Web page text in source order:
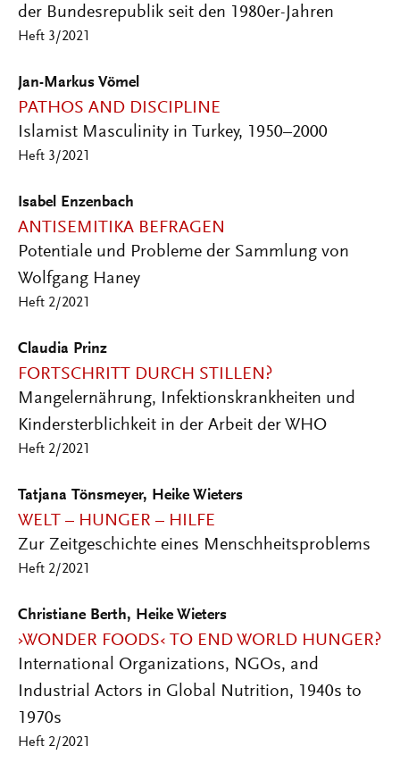
der Bundesrepublik seit den 1980er-Jahren
Heft 3/2021
Jan-Markus Vömel
PATHOS AND DISCIPLINE
Islamist Masculinity in Turkey, 1950–2000
Heft 3/2021
Isabel Enzenbach
ANTISEMITIKA BEFRAGEN
Potentiale und Probleme der Sammlung von
Wolfgang Haney
Heft 2/2021
Claudia Prinz
FORTSCHRITT DURCH STILLEN?
Mangelernährung, Infektionskrankheiten und
Kindersterblichkeit in der Arbeit der WHO
Heft 2/2021
Tatjana Tönsmeyer, Heike Wieters
WELT – HUNGER – HILFE
Zur Zeitgeschichte eines Menschheitsproblems
Heft 2/2021
Christiane Berth, Heike Wieters
›WONDER FOODS‹ TO END WORLD HUNGER?
International Organizations, NGOs, and
Industrial Actors in Global Nutrition, 1940s to
1970s
Heft 2/2021